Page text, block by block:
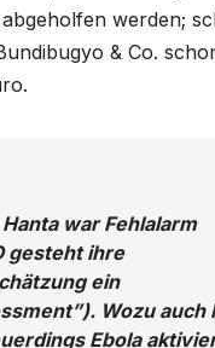
werden;
& Co.
war Fehlalarm
gesteht ihre
ein
Wozu auch
Ebola